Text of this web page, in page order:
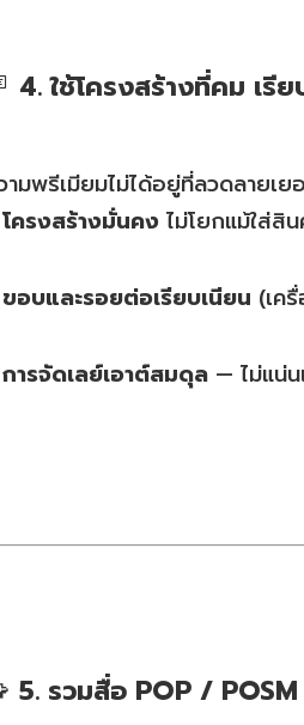
4. ใช้โครงสร้างที่คม เรี
ามพรีเมียมไม่ได้อยู่ที่ลวดลายเ
โครงสร้างมั่นคง ไม่โยกแม้ใส่สิ
ขอบและรอยต่อเรียบเนียน (เค
การจัดเลย์เอาต์สมดุล — ไม่แน่น
5. รวมสื่อ POP /